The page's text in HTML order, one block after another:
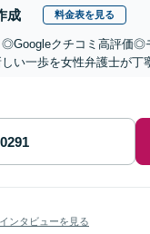
成 料金表を見る
◎Googleクチコミ高評価
い一歩を女性弁護士が丁
インタビューを見る